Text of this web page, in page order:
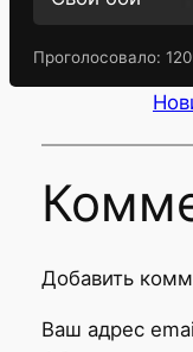
Проголосовало:
Добавить
Ваш адрес